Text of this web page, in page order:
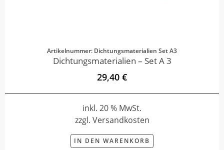
Artikelnummer: Dichtungsmaterialien Set A3
Dichtungsmaterialien – Set A 3
29,40 €
inkl. 20 % MwSt.
zzgl. Versandkosten
IN DEN WARENKORB